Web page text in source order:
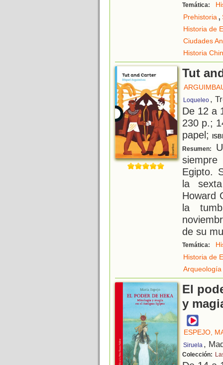
Temática:
Prehistoria,
Historia de
Ciudades
Historia
Tut
Loqueleo ,
De 12 a
230 p.;
papel;
Resumen:
Egipto.
la
Howard
la
de su
Temática:
Historia de
Arqueología
El
y
ESPEJO,
Siruela ,
Colección: